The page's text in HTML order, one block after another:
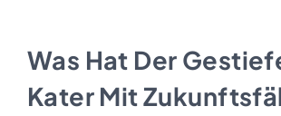
Was Hat Der
Kater Mit